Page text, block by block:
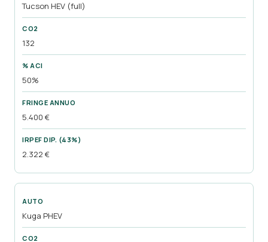
Tucson HEV (full)
132
50%
5.400 €
2.322 €
Kuga PHEV